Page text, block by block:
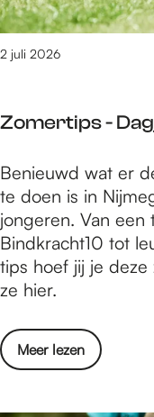
F
e
s
i
v
l
2
0
2
6
l
a
g
e
K
o
t
i
F
s
t
Zomertips -
2 juli 2026
Z
o
m
e
r
t
p
s
Benieuwd wat er
te doen is in
jongeren. Van
Bindkracht10 tot
tips hoef jij je
ze hier.
Meer lezen
o
v